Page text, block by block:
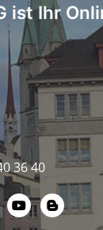
ist Ihr
36 40